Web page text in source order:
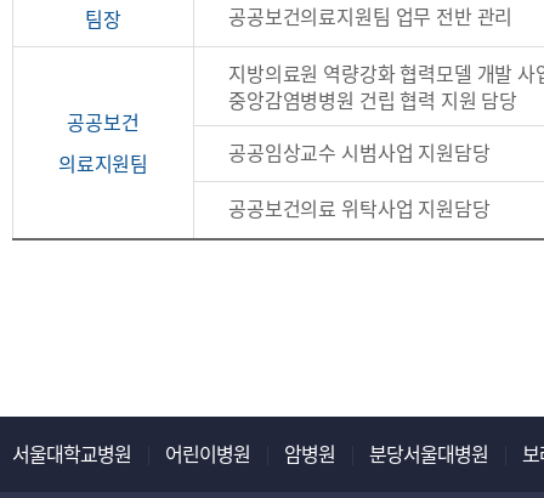
공
총
팀장
공공보건의료지원팀 업무 전반 관리
공공보건
의료지원팀
지방의료원 역량강화 협력모델 개발 사
중앙감염병병원 건립 협력 지원 담당
공공임상교수 시범사업 지원담당
공공보건의료 위탁사업 지원담당
서울대학교병원 어린이병원 암병원 분당서울대병원